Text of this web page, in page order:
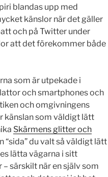
blandas upp med
känslor när det gäller
och på Twitter under
att det förekommer både
som är utpekade i
och smartphones och
och omgivningens
känslan som väldigt lätt
Skärmens glitter och
“sida” du valt så väldigt lätt
lätta vägarna i sitt
särskilt när en själv som